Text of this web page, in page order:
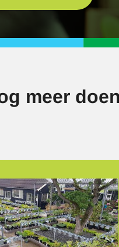
meer doen